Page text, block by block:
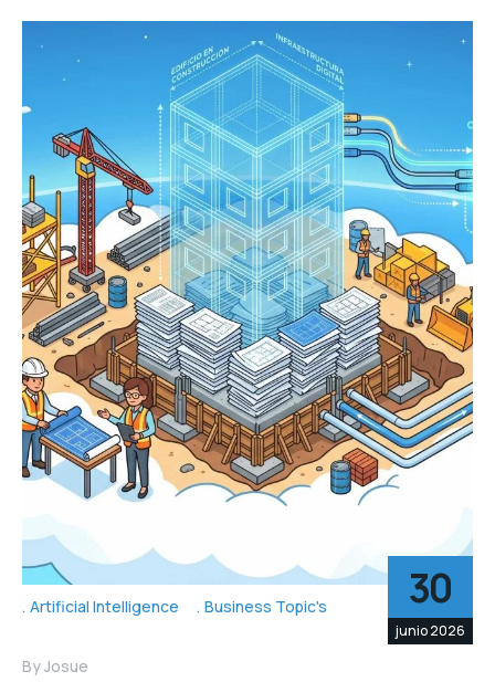
Artificial Intelligence Business Topic's 30
junio 2026
ByJosue